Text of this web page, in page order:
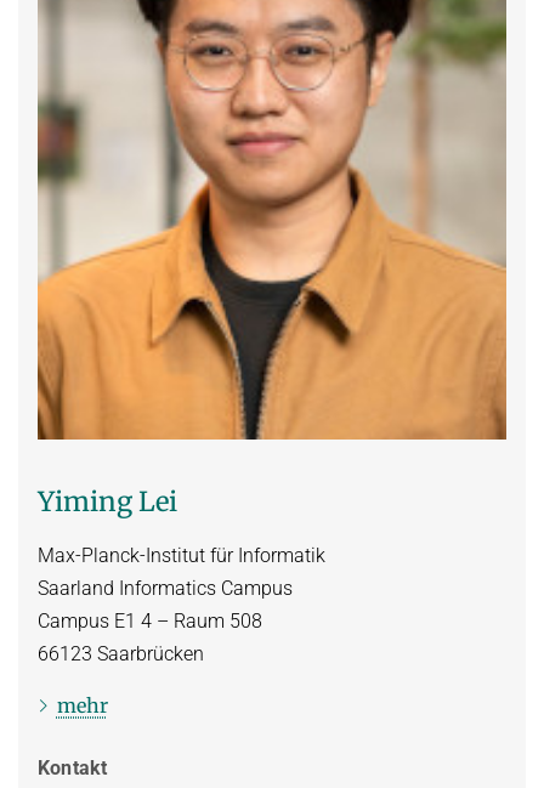
Yiming Lei
Max-Planck-Institut für Informatik
Saarland Informatics Campus
Campus E1 4 – Raum 508
66123 Saarbrücken
mehr
Kontakt